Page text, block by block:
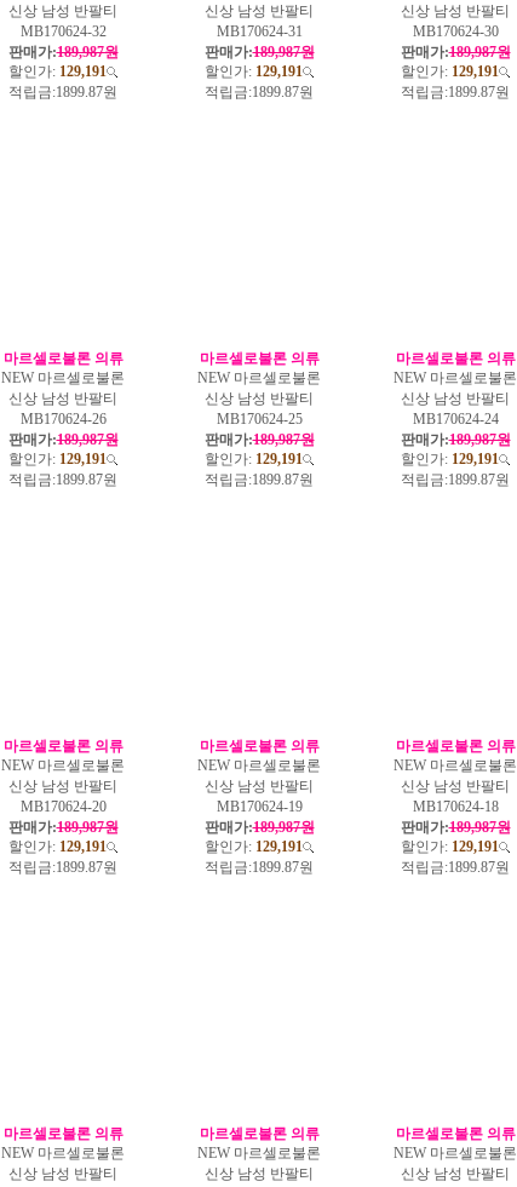
신상 남성 반팔티
MB170624-32
판매가:189,987원
할인가: 129,191
적립금:1899.87원
신상 남성 반팔티
MB170624-31
판매가:189,987원
할인가: 129,191
적립금:1899.87원
신상 남성 반팔티
MB170624-30
판매가:189,987원
할인가: 129,191
적립금:1899.87원
마르셀로불론 의류
NEW 마르셀로불론
신상 남성 반팔티
MB170624-26
판매가:189,987원
할인가: 129,191
적립금:1899.87원
마르셀로불론 의류
NEW 마르셀로불론
신상 남성 반팔티
MB170624-25
판매가:189,987원
할인가: 129,191
적립금:1899.87원
마르셀로불론 의류
NEW 마르셀로불론
신상 남성 반팔티
MB170624-24
판매가:189,987원
할인가: 129,191
적립금:1899.87원
마르셀로불론 의류
NEW 마르셀로불론
신상 남성 반팔티
MB170624-20
판매가:189,987원
할인가: 129,191
적립금:1899.87원
마르셀로불론 의류
NEW 마르셀로불론
신상 남성 반팔티
MB170624-19
판매가:189,987원
할인가: 129,191
적립금:1899.87원
마르셀로불론 의류
NEW 마르셀로불론
신상 남성 반팔티
MB170624-18
판매가:189,987원
할인가: 129,191
적립금:1899.87원
마르셀로불론 의류
NEW 마르셀로불론
신상 남성 반팔티
마르셀로불론 의류
NEW 마르셀로불론
신상 남성 반팔티
마르셀로불론 의류
NEW 마르셀로불론
신상 남성 반팔티